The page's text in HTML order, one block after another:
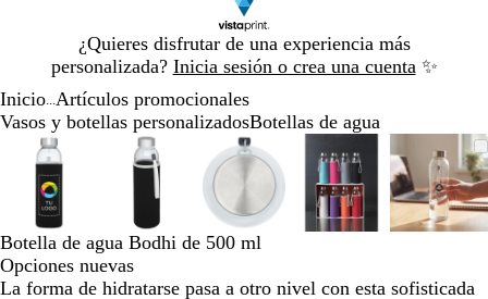
¿Quieres disfrutar de una experiencia más
personalizada? Inicia sesión o crea una cuenta ✨
1
Inicio Artículos promocionales
Vasos y botellas personalizadosBotellas de agua
Imagen
ampliable
Acercado
hasta
mínimo
Haz
clic
para
expandir
Utiliza
las
teclas
de
más
y
menos
Imagen
ampliable
Acercado
hasta
mínimo
Haz
clic
para
expandir
Utiliza
las
teclas
más
menos
Imagen
ampliable
Acercado
hasta
mínimo
Haz
clic
para
expandir
Utiliza
las
teclas
de
más
menos
ampliable
hasta
mínimo
clic
para
expandir
las
teclas
de
más
menos
hasta
clic
para
las
teclas
de
más
menos
Diapositiva
Botella de agua Bodhi de 500 ml
Opciones nuevas
La forma de hidratarse pasa a otro nivel con esta sofisticada